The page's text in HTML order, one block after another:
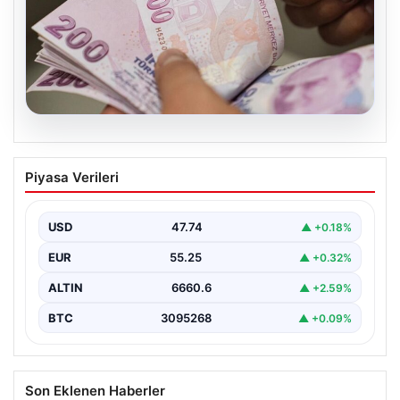
07.08.2026
Bayram ikramiyeleri ne zaman yatacak?
2026 Kurban Bayramı emekli ikramiye
Piyasa Verileri
USD 47.74 ▲ +0.18%
EUR 55.25 ▲ +0.32%
ALTIN 6660.6 ▲ +2.59%
BTC 3095268 ▲ +0.09%
Son Eklenen Haberler